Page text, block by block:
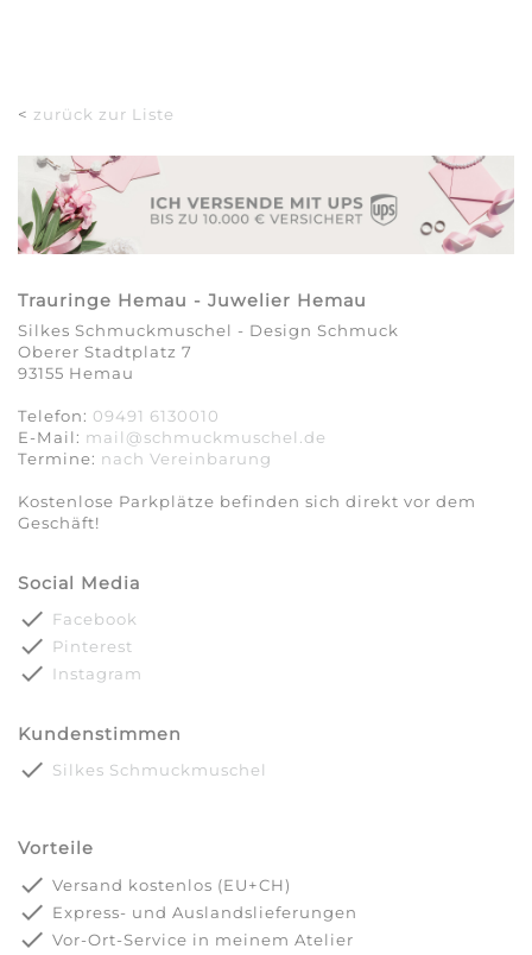
< zurück zur Liste
Trauringe Hemau - Juwelier Hemau
Silkes Schmuckmuschel - Design Schmuck
Oberer Stadtplatz 7
93155 Hemau
Telefon: 09491 6130010
E-Mail: mail@schmuckmuschel.de
Termine: nach Vereinbarung​​​​​​​
Kostenlose Parkplätze befinden sich direkt vor dem
Geschäft!
Social Media
done Facebook
done Pinterest
done Instagram
Kundenstimmen
done Silkes Schmuckmuschel
Vorteile
done Versand kostenlos (EU+CH)
done Express- und Auslandslieferungen
done Vor-Ort-Service in meinem Atelier